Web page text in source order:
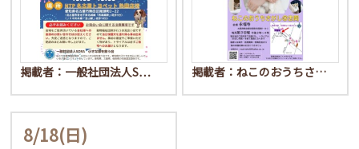
掲載者：一般社団法人S… 掲載者：ねこのおうちさ…
8/18(日)